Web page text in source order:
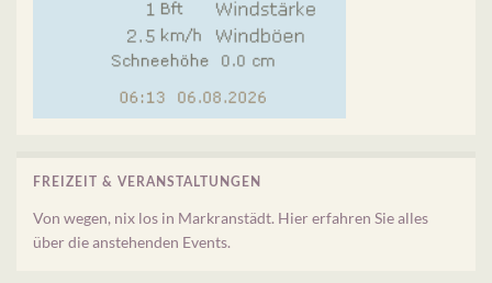
FREIZEIT & VERANSTALTUNGEN
Von wegen, nix los in Markranstädt. Hier erfahren Sie alles
über die anstehenden Events.